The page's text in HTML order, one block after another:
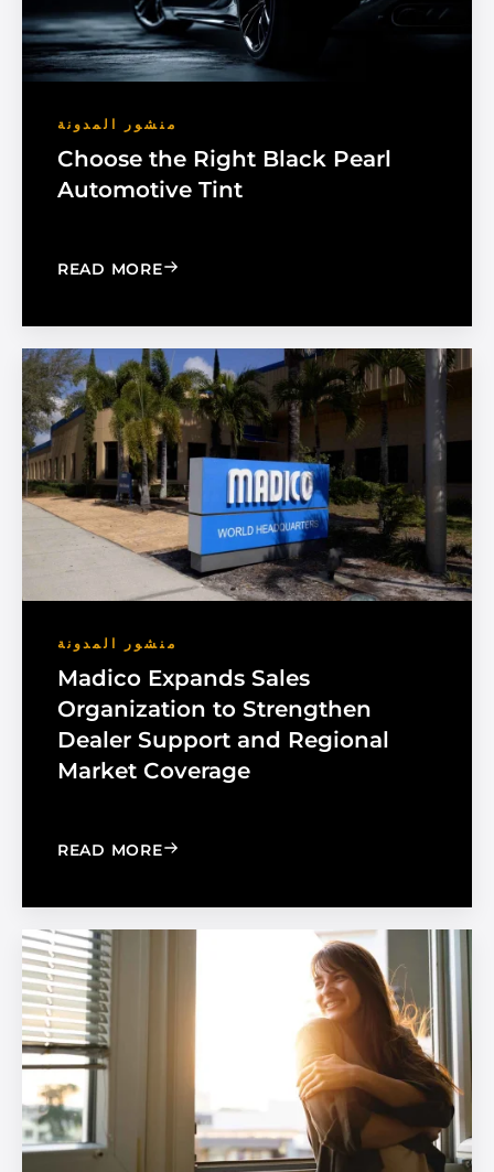
منشور المدونة
Choose the Right Black Pearl
Automotive Tint
READ MORE: CHOOSE THE RIGHT BLACK PEARL
منشور المدونة
Madico Expands Sales
Organization to Strengthen
Dealer Support and Regional
Market Coverage
READ MORE: MADICO EXPANDS SALES